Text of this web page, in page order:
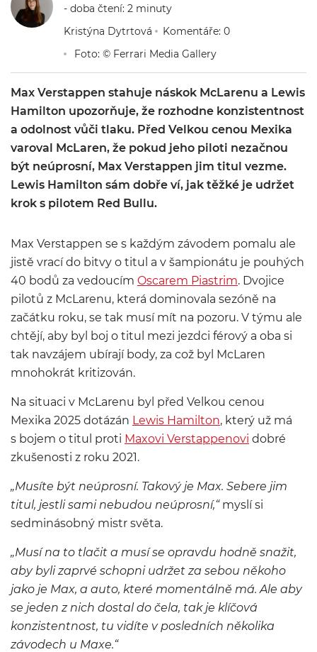
- doba čtení: 2 minuty
Kristýna Dytrtová
Komentáře: 0
Foto: © Ferrari Media Gallery
Max Verstappen stahuje náskok McLarenu a Lewis
Hamilton upozorňuje, že rozhodne konzistentnost
a odolnost vůči tlaku. Před Velkou cenou Mexika
varoval McLaren, že pokud jeho piloti nezačnou
být neúprosní, Max Verstappen jim titul vezme.
Lewis Hamilton sám dobře ví, jak těžké je udržet
krok s pilotem Red Bullu.
Max Verstappen se s každým závodem pomalu ale
jistě vrací do bitvy o titul a v šampionátu je pouhých
40 bodů za vedoucím Oscarem Piastrim. Dvojice
pilotů z McLarenu, která dominovala sezóně na
začátku roku, se tak musí mít na pozoru. V týmu ale
chtějí, aby byl boj o titul mezi jezdci férový a oba si
tak navzájem ubírají body, za což byl McLaren
mnohokrát kritizován.
Na situaci v McLarenu byl před Velkou cenou
Mexika 2025 dotázán Lewis Hamilton, který už má
s bojem o titul proti Maxovi Verstappenovi dobré
zkušenosti z roku 2021.
„Musíte být neúprosní. Takový je Max. Sebere jim
titul, jestli sami nebudou neúprosní,“ myslí si
sedminásobný mistr světa.
„Musí na to tlačit a musí se opravdu hodně snažit,
aby byli zaprvé schopni udržet za sebou někoho
jako je Max, a auto, které momentálně má. Ale aby
se jeden z nich dostal do čela, tak je klíčová
konzistentnost, tu vidíte v posledních několika
závodech u Maxe.“